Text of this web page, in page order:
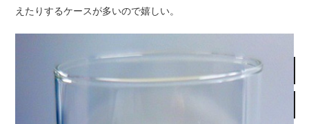
えたりするケースが多いので嬉しい。